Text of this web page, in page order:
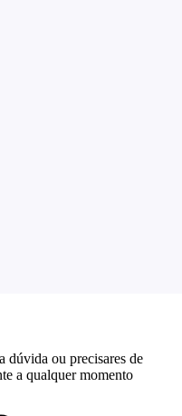
dúvida ou precisares de
a qualquer momento